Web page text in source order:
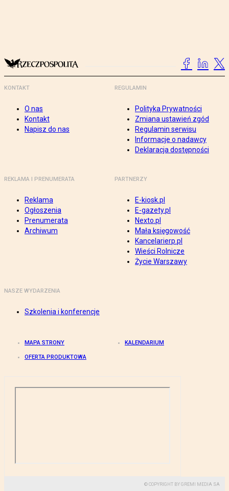
KONTAKT
O nas
Kontakt
Napisz do nas
REGULAMIN
Polityka Prywatności
Zmiana ustawień zgód
Regulamin serwisu
Informacje o nadawcy
Deklaracja dostępności
REKLAMA I PRENUMERATA
Reklama
Ogłoszenia
Prenumerata
Archiwum
PARTNERZY
E-kiosk.pl
E-gazety.pl
Nexto.pl
Mała księgowość
Kancelarierp.pl
Wieści Rolnicze
Życie Warszawy
NASZE WYDARZENIA
Szkolenia i konferencje
MAPA STRONY KALENDARIUM
OFERTA PRODUKTOWA
© COPYRIGHT BY GREMI MEDIA SA